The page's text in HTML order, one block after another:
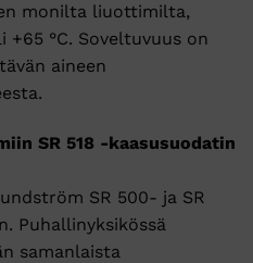
monilta liuottimilta,
°C. Soveltuvuus on
aineen
SR 518 -kaasusuodatin
SR 500- ja SR
Puhallinyksikössä
samanlaista